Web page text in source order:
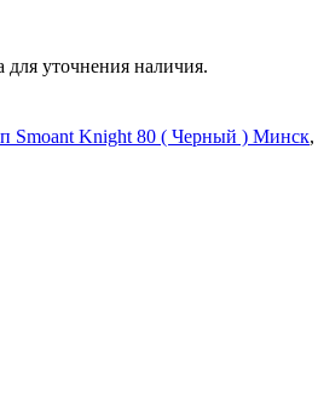
уточнения наличия.
Smoant Knight 80 ( Черный ) Минск,